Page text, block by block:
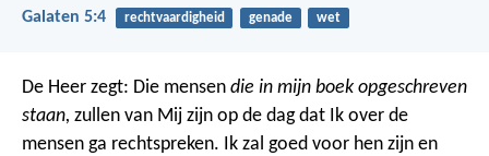
Galaten 5:4 rechtvaardigheid genade wet
De Heer zegt: Die mensen die in mijn boek opgeschreven
staan, zullen van Mij zijn op de dag dat Ik over de
mensen ga rechtspreken. Ik zal goed voor hen zijn en